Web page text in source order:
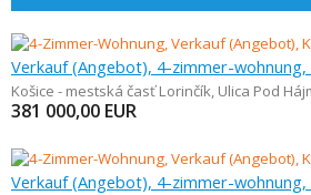
Verkauf (Angebot), 4-zimmer-wohnung,
Košice - mestská časť Lorinčík, Ulica Pod
381 000,00 EUR
Verkauf (Angebot), 4-zimmer-wohnung,